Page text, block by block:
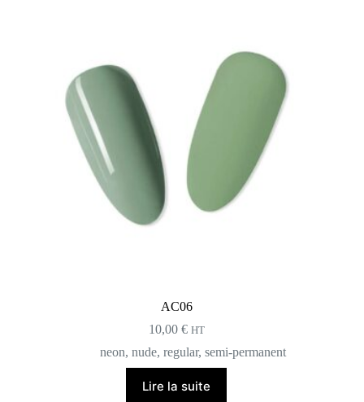
AC06
10,00 € HT
neon, nude, regular, semi-permanent
Lire la suite